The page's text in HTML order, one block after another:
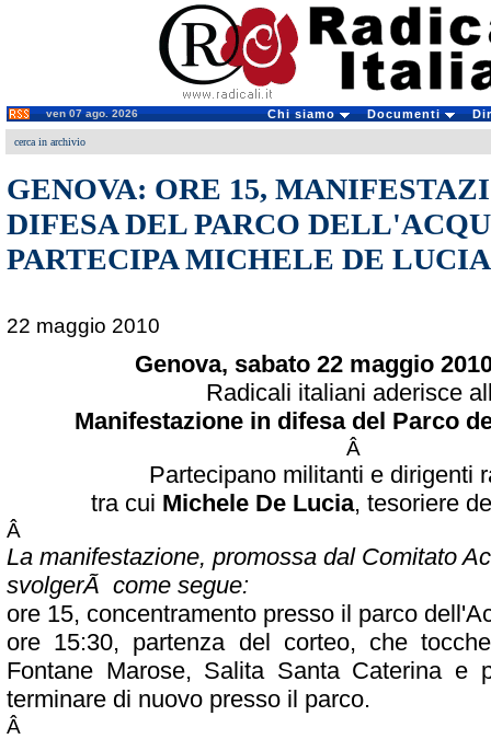
ven 07 ago. 2026 Chi siamo Documenti
cerca in archivio
GENOVA: ORE 15,
DIFESA DEL PARCO
PARTECIPA MICHELE DE LUCIA
22 maggio 2010
Genova, sabato 22 maggio
Radicali italiani aderisce
Manifestazione in difesa del Parco
Â
Partecipano militanti e dirigenti
tra cui Michele De Lucia, tesoriere
Â
La manifestazione, promossa dal Comitato
svolgerÃ come segue:
ore 15, concentramento presso il parco
ore 15:30, partenza del corteo, che
Fontane Marose, Salita Santa Caterina e
terminare di nuovo presso il parco.
Â